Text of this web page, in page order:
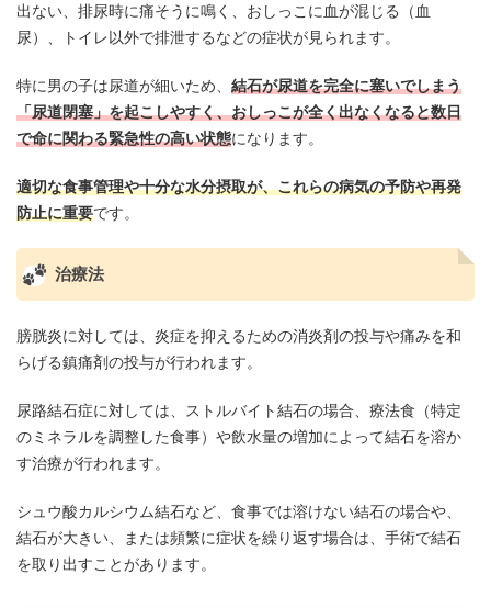
出ない、排尿時に痛そうに鳴く、おしっこに血が混じる（血
尿）、トイレ以外で排泄するなどの症状が見られます。
特に男の子は尿道が細いため、 結石が尿道を完全に塞いでしまう
「尿道閉塞」を起こしやすく、おしっこが全く出なくなると数日
で命に関わる緊急性の高い状態になります。
適切な食事管理や十分な水分摂取が、これらの病気の予防や再発
防止に重要です。
治療法
膀胱炎に対しては、炎症を抑えるための消炎剤の投与や痛みを和
らげる鎮痛剤の投与が行われます。
尿路結石症に対しては、ストルバイト結石の場合、療法食（特定
のミネラルを調整した食事）や飲水量の増加によって結石を溶か
す治療が行われます。
シュウ酸カルシウム結石など、食事では溶けない結石の場合や、
結石が大きい、または頻繁に症状を繰り返す場合は、手術で結石
を取り出すことがあります。